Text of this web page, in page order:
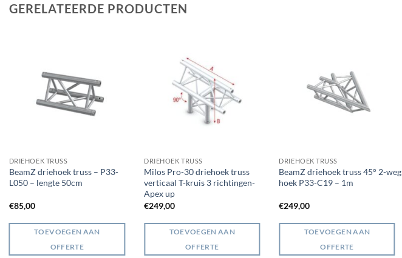
GERELATEERDE PRODUCTEN
DRIEHOEK TRUSS
BeamZ driehoek truss – P33-
L050 – lengte 50cm
€85,00
TOEVOEGEN AAN
OFFERTE
DRIEHOEK TRUSS
Milos Pro-30 driehoek truss
verticaal T-kruis 3 richtingen-
Apex up
€249,00
TOEVOEGEN AAN
OFFERTE
DRIEHOEK TRUSS
BeamZ driehoek truss 45° 2-weg
hoek P33-C19 – 1m
€249,00
TOEVOEGEN AAN
OFFERTE